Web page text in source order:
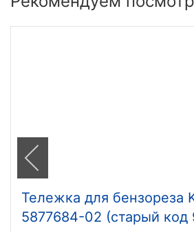
Тележка для бензореза
5877684-02 (старый код